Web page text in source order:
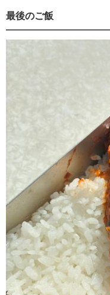
最後のご飯